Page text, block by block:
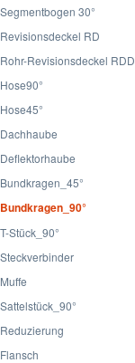
Segmentbogen 30°
Revisionsdeckel RD
Rohr-Revisionsdeckel RDD
Hose90°
Hose45°
Dachhaube
Deflektorhaube
Bundkragen_45°
Bundkragen_90°
T-Stück_90°
Steckverbinder
Muffe
Sattelstück_90°
Reduzierung
Flansch